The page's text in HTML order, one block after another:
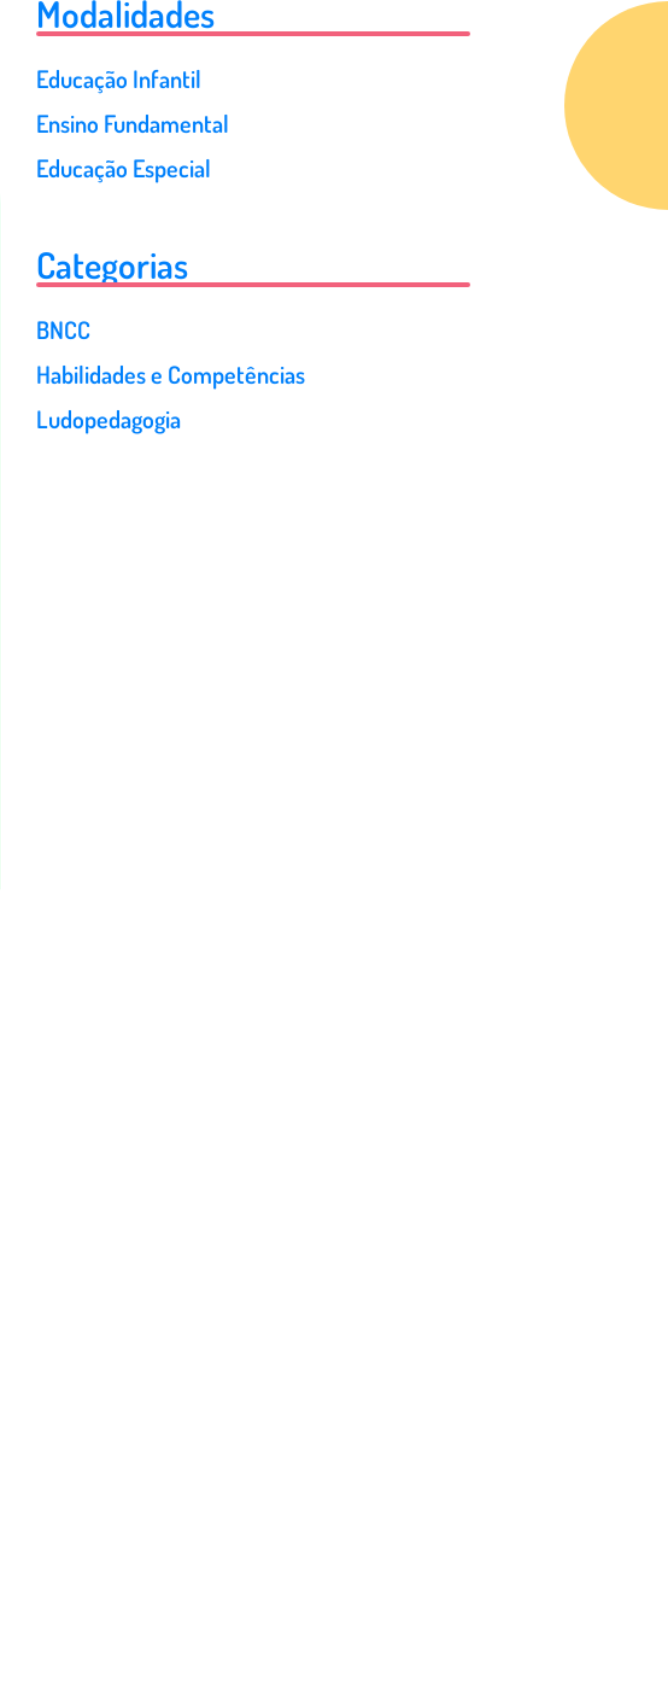
Modalidades
Educação Infantil
Ensino Fundamental
Educação Especial
Categorias
BNCC
Habilidades e Competências
Ludopedagogia